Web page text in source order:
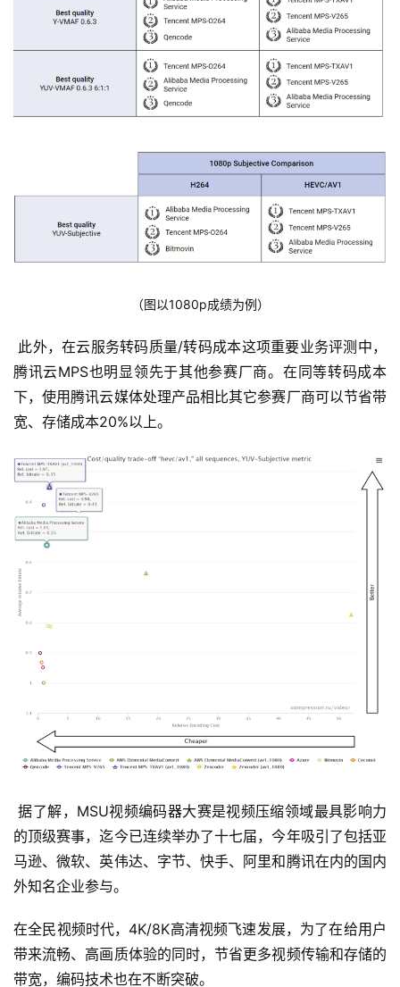
（图以1080p成绩为例）
此外，在云服务转码质量/转码成本这项重要业务评测中，
腾讯云MPS也明显领先于其他参赛厂商。在同等转码成本
下，使用腾讯云媒体处理产品相比其它参赛厂商可以节省带
宽、存储成本20%以上。
据了解，MSU视频编码器大赛是视频压缩领域最具影响力
的顶级赛事，迄今已连续举办了十七届，今年吸引了包括亚
马逊、微软、英伟达、字节、快手、阿里和腾讯在内的国内
外知名企业参与。
在全民视频时代，4K/8K高清视频飞速发展，为了在给用户
带来流畅、高画质体验的同时，节省更多视频传输和存储的
带宽，编码技术也在不断突破。